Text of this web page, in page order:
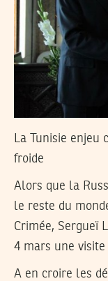
La Tunisie enjeu
froide
Alors que la
le reste du
Crimée, Sergueï
4 mars une visite
A en croire les